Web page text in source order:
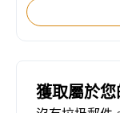
獲取屬於